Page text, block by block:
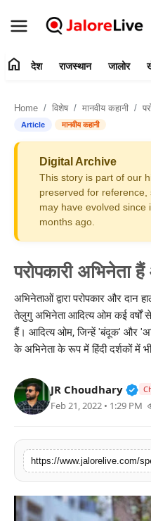
संपर्क करें
राजस्थान
खेल
शिक्षा
लाइफस्टाइल
तकनीक
विशेष
बिज़नेस
home देश राजस्थान जालोर
Home विशेष मानवीय कहानी
Article मानवीय कहानी
Digital Archive
This story is part of our
preserved for
may have evolved since
months ago.
परोपकारी अभिनेता
अभिनेताओं द्वारा परोपकार और दान
तेलुगु अभिनेता आदित्य ओम कई वर्षों
हैं। आदित्य ओम, जिन्हें 'बंदूक' और
के अभिनेता के रूप में हिंदी दर्शकों में
JR Choudhary
Feb 21, 2022 • 1:29 PM